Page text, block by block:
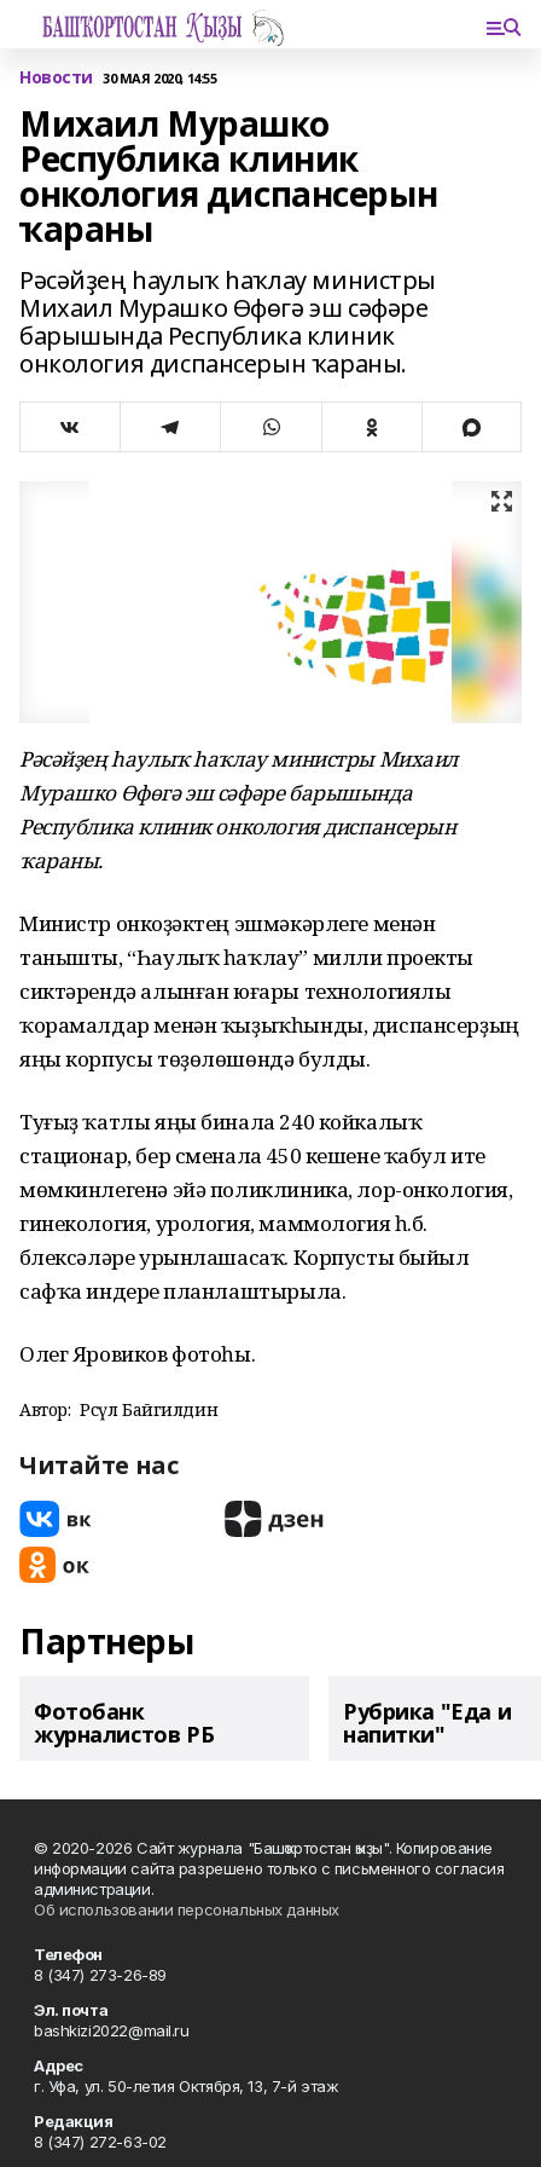
Новости 30 МАЯ 2020, 14:55
Михаил Мурашко
Республика клиник
онкология диспансерын
ҡараны
Рәсәйҙең һаулыҡ һаҡлау министры
Михаил Мурашко Өфөгә эш сәфәре
барышында Республика клиник
онкология диспансерын ҡараны.
Рәсәйҙең һаулыҡ һаҡлау министры Михаил
Мурашко Өфөгә эш сәфәре барышында
Республика клиник онкология диспансерын
ҡараны.
Министр онкоүҙәктең эшмәкәрлеге менән
танышты, “Һаулыҡ һаҡлау” милли проекты
сиктәрендә алынған юғары технологиялы
ҡорамалдар менән ҡыҙыҡһынды, диспансерҙың
яңы корпусы төҙөлөшөндә булды.
Туғыҙ ҡатлы яңы бинала 240 койкалыҡ
стационар, бер сменала 450 кешене ҡабул итеү
мөмкинлегенә эйә поликлиника, лор-онкология,
гинекология, урология, маммология һ.б.
бүлексәләре урынлашасаҡ. Корпусты быйыл
сафҡа индереү планлаштырыла.
Олег Яровиков фотоһы.
Автор: Рәсүл Байгилдин
Читайте нас
Партнеры
Фотобанк
журналистов РБ
Рубрика "Еда и
напитки"
© 2020-2026 Сайт журнала "Башҡортостан ҡыҙы". Копирование
информации сайта разрешено только с письменного согласия
администрации.
Об использовании персональных данных
Телефон
8 (347) 273-26-89
Эл. почта
bashkizi2022@mail.ru
Адрес
г. Уфа, ул. 50-летия Октября, 13, 7-й этаж
Редакция
8 (347) 272-63-02